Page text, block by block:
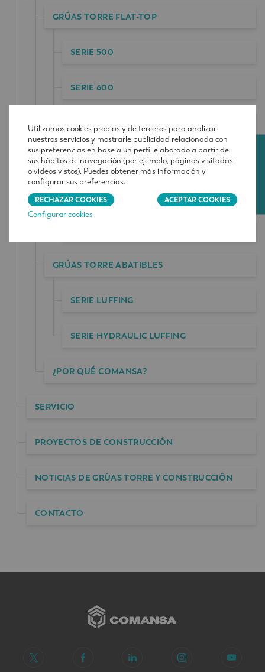
GRÚAS TORRE FLAT-TOP
SERIE 500
SERIE 600
SERIE 1100
SERIE 1600
SERIE 2100
GRÚAS TORRE ABATIBLES
SERIE LUFFING
SERIE HYDRAULIC LUFFING
¿POR QUÉ COMANSA?
SERVICIO
PROYECTOS DE CONSTRUCCIÓN
NOTICIAS DE GRÚAS TORRE Y CONSTRUCCIÓN
CONTACTO
Utilizamos cookies propias y de terceros para analizar
nuestros servicios y mostrarle publicidad relacionada con
sus preferencias en base a un perfil elaborado a partir de
sus hábitos de navegación (por ejemplo, páginas visitadas
o videos vistos). Puedes obtener más información y
configurar sus preferencias.
RECHAZAR COOKIES
ACEPTAR COOKIES
Configurar cookies